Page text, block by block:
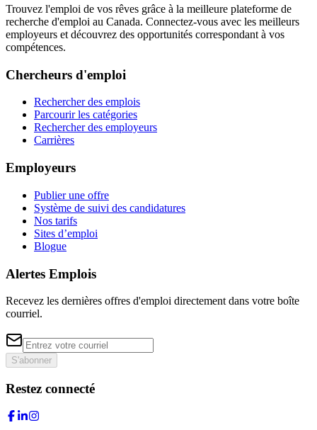
Trouvez l'emploi de vos rêves grâce à la meilleure plateforme de
recherche d'emploi au Canada. Connectez-vous avec les meilleurs
employeurs et découvrez des opportunités correspondant à vos
compétences.
Chercheurs d'emploi
Rechercher des emplois
Parcourir les catégories
Rechercher des employeurs
Carrières
Employeurs
Publier une offre
Système de suivi des candidatures
Nos tarifs
Sites d’emploi
Blogue
Alertes Emplois
Recevez les dernières offres d'emploi directement dans votre boîte
courriel.
S'abonner
Restez connecté